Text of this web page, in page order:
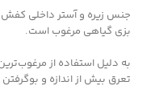
جنس زیره و آستر داخلی
بزی گیاهی مرغوب است.
به دلیل استفاده از
تعرق بیش از اندازه‌ و